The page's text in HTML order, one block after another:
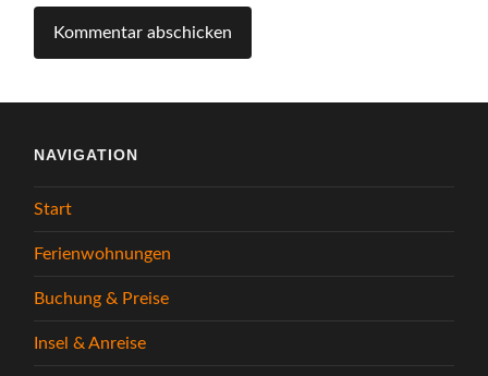
NAVIGATION
Start
Ferienwohnungen
Buchung & Preise
Insel & Anreise